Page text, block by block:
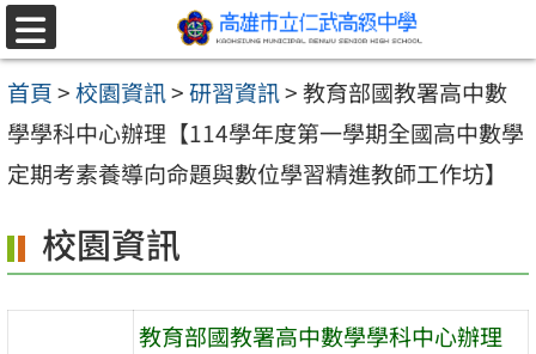
跳至主要內容區
選
單
首頁>校園資訊>研習資訊>教育部國教署高中數
學學科中心辦理【114學年度第一學期全國高中數學
定期考素養導向命題與數位學習精進教師工作坊】
校園資訊
教育部國教署高中數學學科中心辦理